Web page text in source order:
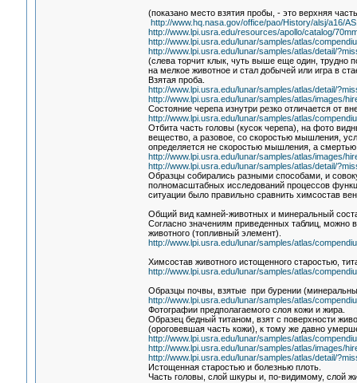
(показано место взятия пробы, - это верхняя
http://www.hq.nasa.gov/office/pao/History/alsj/a16/
http://www.lpi.usra.edu/resources/apollo/catalog/
http://www.lpi.usra.edu/lunar/samples/atlas/
http://www.lpi.usra.edu/lunar/samples/atlas/detail/
(слева торчит клык, чуть выше еще один, трудно
на мелкое животное и стал добычей или игра в
Взятая проба.
http://www.lpi.usra.edu/lunar/samples/atlas/detail/
http://www.lpi.usra.edu/lunar/samples/atlas/images/
Состояние черепа изнутри резко отличается от
http://www.lpi.usra.edu/lunar/samples/atlas/
Отбита часть головы (кусок черепа), на фото
вещество, а разовое, со скоростью мышления,
определяется не скоростью мышления, а смертью
http://www.lpi.usra.edu/lunar/samples/atlas/images/
http://www.lpi.usra.edu/lunar/samples/atlas/detail/
Образцы собирались разными способами, и
полномасштабных исследований процессов
ситуации было правильно сравнить химсостав
Общий вид камней-животных и минеральный
Согласно значениям приведенных таблиц, можно
животного (топливный элемент).
http://www.lpi.usra.edu/lunar/samples/atlas/
Химсостав животного истощенного старостью,
http://www.lpi.usra.edu/lunar/samples/atlas/
Образцы почвы, взятые при бурении
http://www.lpi.usra.edu/lunar/samples/atlas/
Фотографии предполагаемого слоя кожи и жира.
Образец бедный титаном, взят с поверхности
(ороговевшая часть кожи), к тому же давно
http://www.lpi.usra.edu/lunar/samples/atlas/
http://www.lpi.usra.edu/lunar/samples/atlas/images/
http://www.lpi.usra.edu/lunar/samples/atlas/detail/
Истощенная старостью и болезнью плоть.
Часть головы, слой шкуры и, по-видимому, слой